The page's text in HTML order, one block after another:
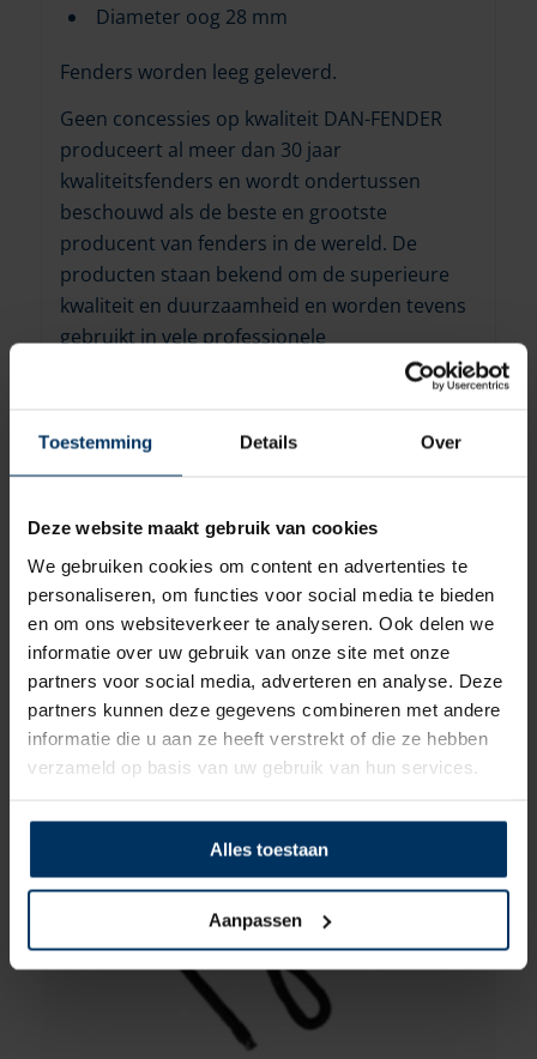
Toestemming Details Over
Deze website maakt gebruik van cookies
We gebruiken cookies om content en advertenties te
personaliseren, om functies voor social media te bieden
en om ons websiteverkeer te analyseren. Ook delen we
informatie over uw gebruik van onze site met onze
partners voor social media, adverteren en analyse. Deze
partners kunnen deze gegevens combineren met andere
informatie die u aan ze heeft verstrekt of die ze hebben
verzameld op basis van uw gebruik van hun services.
Alles toestaan
Aanpassen
Diameter oog 28 mm
Fenders worden leeg geleverd.
Geen concessies op kwaliteit DAN-FENDER
produceert al meer dan 30 jaar
kwaliteitsfenders en wordt ondertussen
beschouwd als de beste en grootste
producent van fenders in de wereld. De
producten staan bekend om de superieure
kwaliteit en duurzaamheid en worden tevens
gebruikt in vele professionele
verborgen aspecten die de kwaliteit van de
fenders waarborgen. DAN-FENDER besteedt
veel tijd en aandacht aan de ontwikkeling van
zorgvuldig en met de hand gekozen. Hierdoor
zijn alle producten bestand tegen de krachten
der natuur en blijven de fenders er, zelfs na
een aantal jaar trouwe dienst, netjes uitzien.